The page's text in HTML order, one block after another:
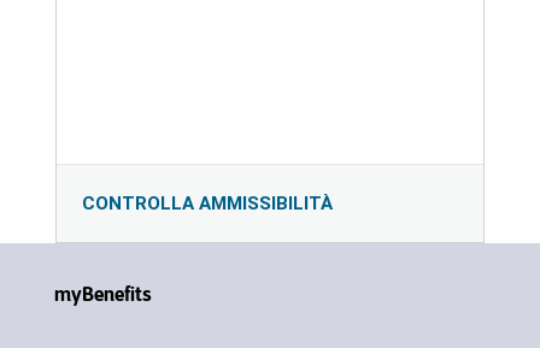
CONTROLLA AMMISSIBILITÀ
myBenefits